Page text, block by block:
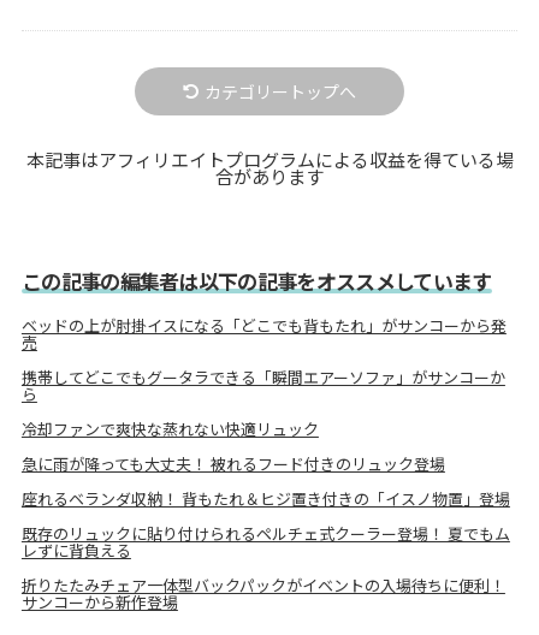
カテゴリートップへ
本記事はアフィリエイトプログラムによる収益を得ている場
合があります
この記事の編集者は以下の記事をオススメしています
ベッドの上が肘掛イスになる「どこでも背もたれ」がサンコーから発
売
携帯してどこでもグータラできる「瞬間エアーソファ」がサンコーか
ら
冷却ファンで爽快な蒸れない快適リュック
急に雨が降っても大丈夫！ 被れるフード付きのリュック登場
座れるベランダ収納！ 背もたれ＆ヒジ置き付きの「イスノ物置」登場
既存のリュックに貼り付けられるペルチェ式クーラー登場！ 夏でもム
レずに背負える
折りたたみチェア一体型バックパックがイベントの入場待ちに便利！
サンコーから新作登場